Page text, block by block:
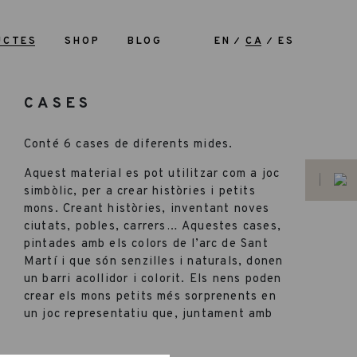
SHOP BLOG EN CA ES
CASES
Conté 6 cases de diferents mides.
Aquest material es pot utilitzar com a joc
simbòlic, per a crear històries i petits
mons. Creant històries, inventant noves
ciutats, pobles, carrers… Aquestes cases,
pintades amb els colors de l’arc de Sant
Martí i que són senzilles i naturals, donen
un barri acollidor i colorit. Els nens poden
crear els mons petits més sorprenents en
un joc representatiu que, juntament amb